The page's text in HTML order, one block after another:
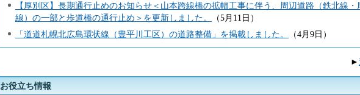
【厚別区】長期通行止めのお知らせ＜山本跨線橋の拡幅工事に伴う、周辺道路（鉄北線・
線）の一部と歩道橋の通行止め＞を更新しました。
（5月11日）
「道道札幌北広島環状線（豊平川工区）の道路整備」を掲載しました。
（4月9日）
►
お役立ち情報